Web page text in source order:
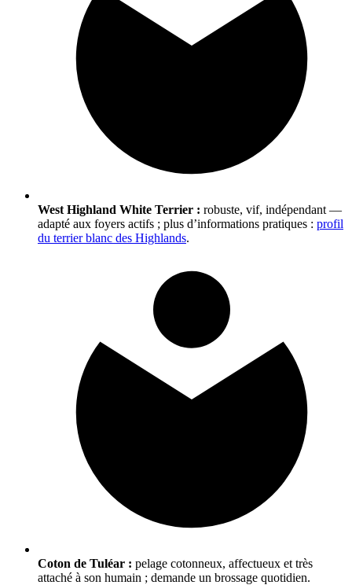
West Highland White Terrier : robuste, vif, indépendant —
adapté aux foyers actifs ; plus d’informations pratiques : profil
du terrier blanc des Highlands.
Coton de Tuléar : pelage cotonneux, affectueux et très
attaché à son humain ; demande un brossage quotidien.